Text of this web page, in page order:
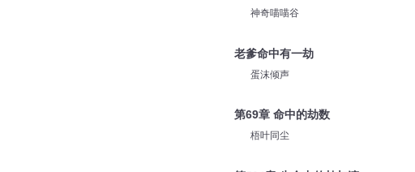
神奇喵喵谷
老爹命中有一劫
蛋沫倾声
第69章 命中的劫数
梧叶同尘